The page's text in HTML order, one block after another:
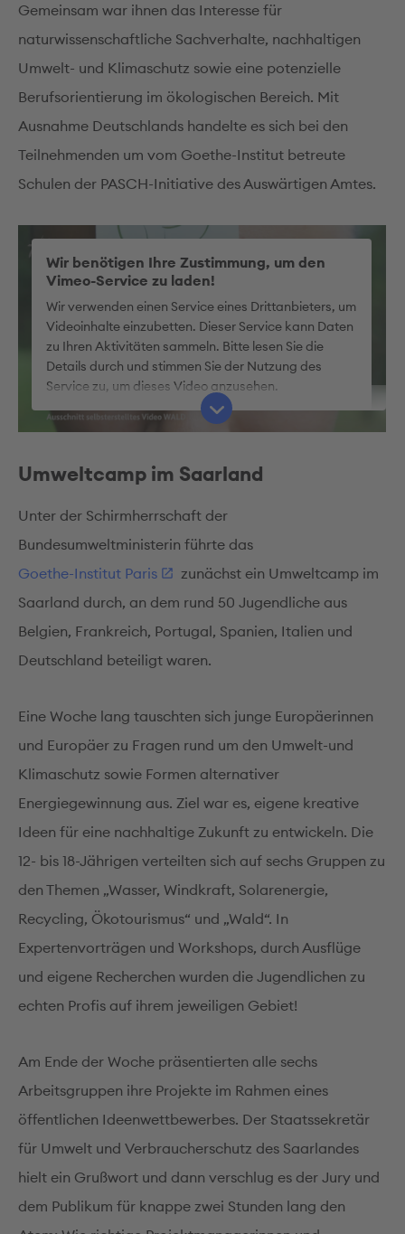
Gemeinsam war ihnen das Interesse für
naturwissenschaftliche Sachverhalte, nachhaltigen
Umwelt- und Klimaschutz sowie eine potenzielle
Berufsorientierung im ökologischen Bereich. Mit
Ausnahme Deutschlands handelte es sich bei den
Teilnehmenden um vom Goethe-Institut betreute
Schulen der PASCH-Initiative des Auswärtigen Amtes.
Wir benötigen Ihre Zustimmung, um den
Vimeo-Service zu laden!
Wir verwenden einen Service eines Drittanbieters, um
Videoinhalte einzubetten. Dieser Service kann Daten
zu Ihren Aktivitäten sammeln. Bitte lesen Sie die
Details durch und stimmen Sie der Nutzung des
Service zu, um dieses Video anzusehen.
Mehr Informationen
Akzeptieren
Umweltcamp im Saarland
Unter der Schirmherrschaft der
Bundesumweltministerin führte das
Goethe-Institut Paris
zunächst ein Umweltcamp im
Saarland durch, an dem rund 50 Jugendliche aus
Belgien, Frankreich, Portugal, Spanien, Italien und
Deutschland beteiligt waren.
Eine Woche lang tauschten sich junge Europäerinnen
und Europäer zu Fragen rund um den Umwelt-und
Klimaschutz sowie Formen alternativer
Energiegewinnung aus. Ziel war es, eigene kreative
Ideen für eine nachhaltige Zukunft zu entwickeln. Die
12- bis 18-Jährigen verteilten sich auf sechs Gruppen zu
den Themen „Wasser, Windkraft, Solarenergie,
Recycling, Ökotourismus“ und „Wald“. In
Expertenvorträgen und Workshops, durch Ausflüge
und eigene Recherchen wurden die Jugendlichen zu
echten Profis auf ihrem jeweiligen Gebiet!
Am Ende der Woche präsentierten alle sechs
Arbeitsgruppen ihre Projekte im Rahmen eines
öffentlichen Ideenwettbewerbes. Der Staatssekretär
für Umwelt und Verbraucherschutz des Saarlandes
hielt ein Grußwort und dann verschlug es der Jury und
dem Publikum für knappe zwei Stunden lang den